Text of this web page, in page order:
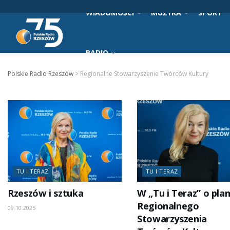
WIADOMOŚCI MUZYKA SPORT
RADIO
Polskie Radio Rzeszów > Regionalne Stowarzyszenie Twórców Kultury
TU I TERAZ
Rzeszów i sztuka
09.10.2025
TU I TERAZ
W „Tu i Teraz” o
Regionalnego
Stowarzyszenia